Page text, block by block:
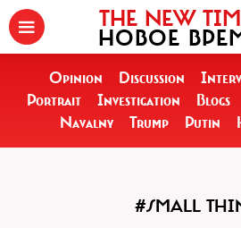
THE NEW
НОВОЕ
Opinion Discussion
Portrait
Investigation Blogs
Navalny
Trump Putin
#SMALL